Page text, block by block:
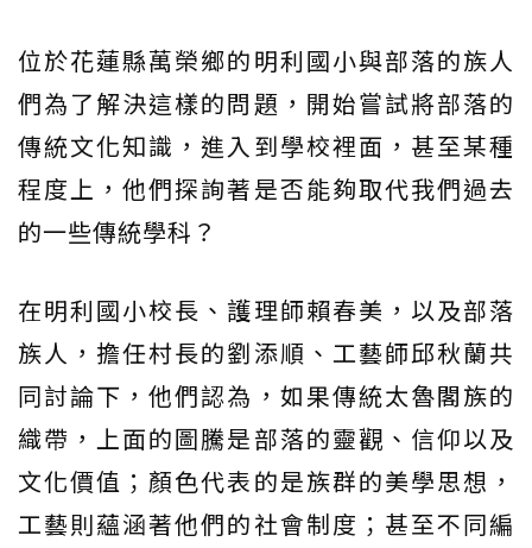
位於花蓮縣萬榮鄉的明利國小與部落的族人
們為了解決這樣的問題，開始嘗試將部落的
傳統文化知識，進入到學校裡面，甚至某種
程度上，他們探詢著是否能夠取代我們過去
的一些傳統學科？
在明利國小校長、護理師賴春美，以及部落
族人，擔任村長的劉添順、工藝師邱秋蘭共
同討論下，他們認為，如果傳統太魯閣族的
織帶，上面的圖騰是部落的靈觀、信仰以及
文化價值；顏色代表的是族群的美學思想，
工藝則蘊涵著他們的社會制度；甚至不同編